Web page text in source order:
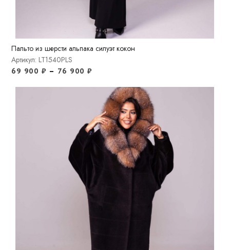
Пальто из шерсти альпака силуэт кокон
Артикул: LT1540PLS
69 900 ₽ – 76 900₽